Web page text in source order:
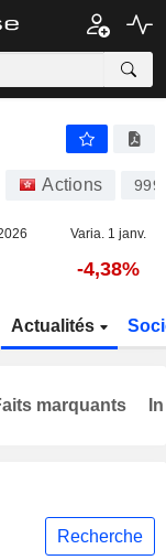
Actions
Varia. 1 janv.
-4,38%
Actualités
Recherche
marquants